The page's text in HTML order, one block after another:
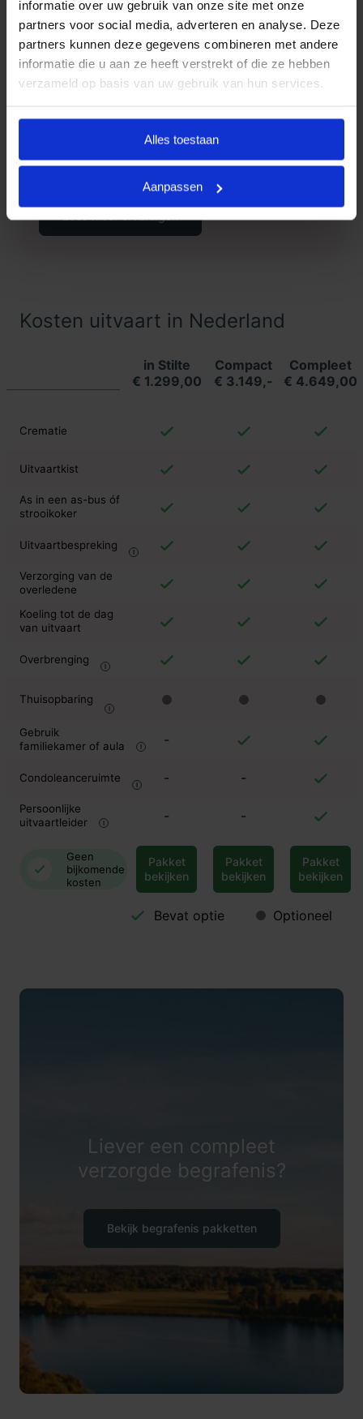
informatie over uw gebruik van onze site met onze
partners voor social media, adverteren en analyse. Deze
partners kunnen deze gegevens combineren met andere
informatie die u aan ze heeft verstrekt of die ze hebben
verzameld op basis van uw gebruik van hun services.
Alles toestaan
Aanpassen
Klanten Vertellen
met met meer dan 1400
beoordelingen.
9.3
Klanten
Kosten uitvaart in Nederland
in Stilte
€ 1.299,00
Compact
€ 3.149,-
Compleet
€ 4.649,00
Crematie
Uitvaartkist
As in een as-bus óf
strooikoker
Uitvaartbespreking
Verzorging van de
overledene
Koeling tot de dag
van uitvaart
Overbrenging
Thuisopbaring
Gebruik
familiekamer of aula
-
Condoleanceruimte - -
Persoonlijke
uitvaartleider
- -
Geen
bijkomende
kosten
Pakket
bekijken
Pakket
bekijken
Pakket
bekijken
Bevat optie Optioneel
Liever een compleet
verzorgde begrafenis?
Bekijk begrafenis pakketten